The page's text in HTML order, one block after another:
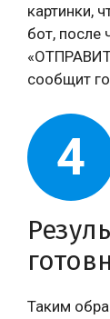
картинки,
бот, после
сообщит
4
Таким